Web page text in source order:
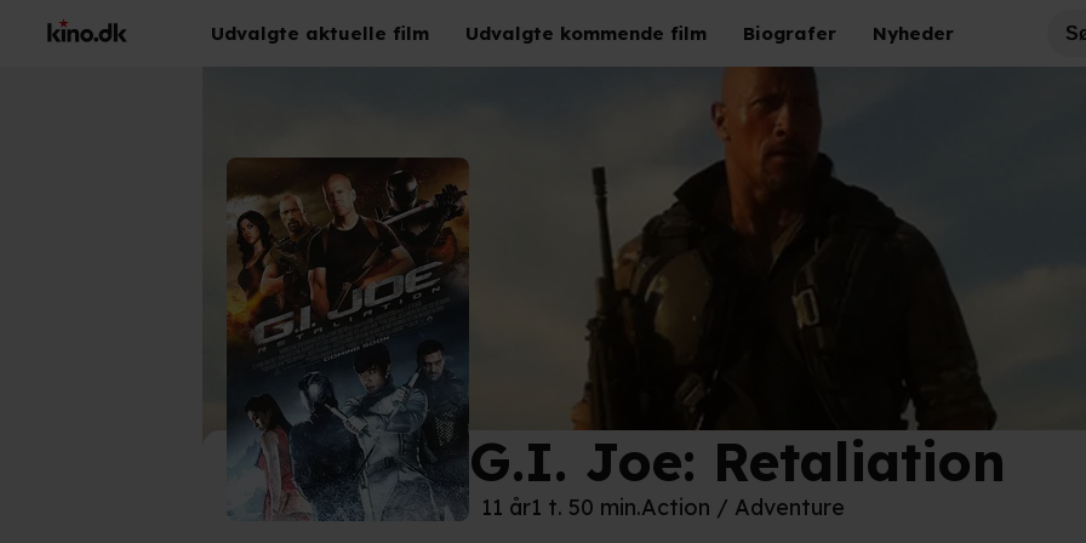
Udvalgte aktuelle film Udvalgte kommende film Biografer Nyheder
© UIP
G.I. Joe: Retaliation
11 år1 t. 50 min.Action / Adventure